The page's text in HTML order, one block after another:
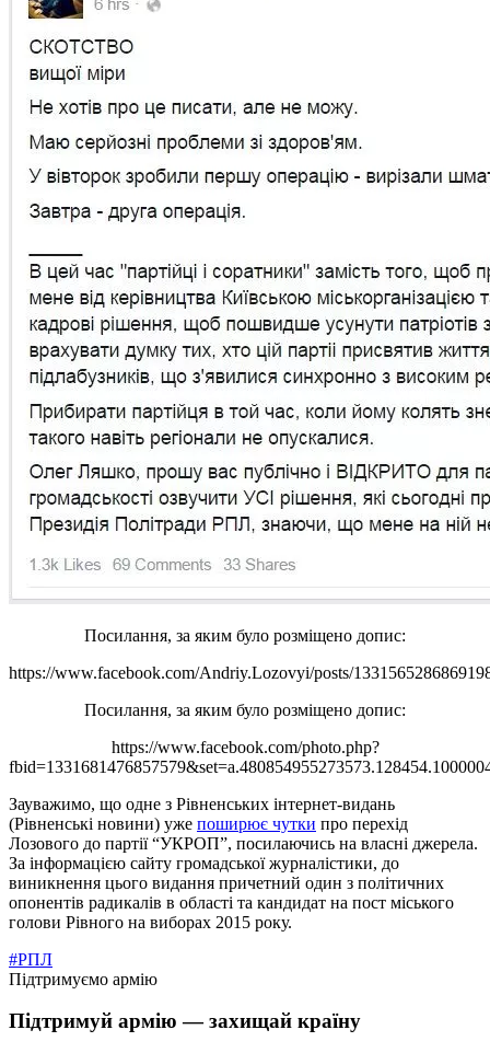
Посилання, за яким було розміщено допис:
https://www.facebook.com/Andriy.Lozovyi/posts/
Посилання, за яким було розміщено допис:
https://www.facebook.com/photo.php?
Зауважимо, що одне з Рівненських інтернет-видань
(Рівненські новини) уже поширює чутки про перехід
Лозового до партії “УКРОП”, посилаючись на власні джерела.
За інформацією сайту громадської журналістики, до
виникнення цього видання причетний один з політичних
опонентів радикалів в області та кандидат на пост міського
голови Рівного на виборах 2015 року.
#РПЛ
Підтримуємо армію
Підтримуй армію — захищай країну